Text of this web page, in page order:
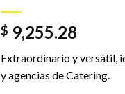
$ 9,255.28
Extraordinario y versátil,
y agencias de Catering.